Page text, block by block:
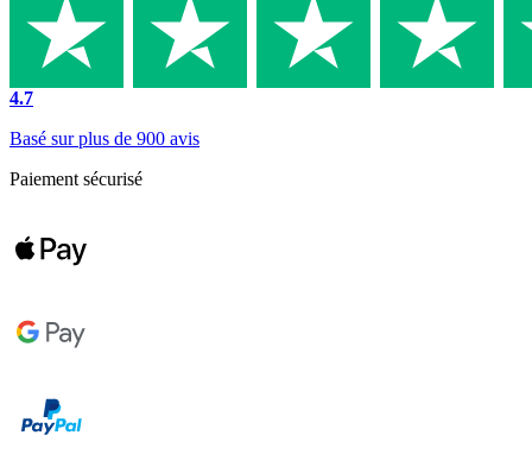
4.7
Basé sur plus de 900 avis
Paiement sécurisé